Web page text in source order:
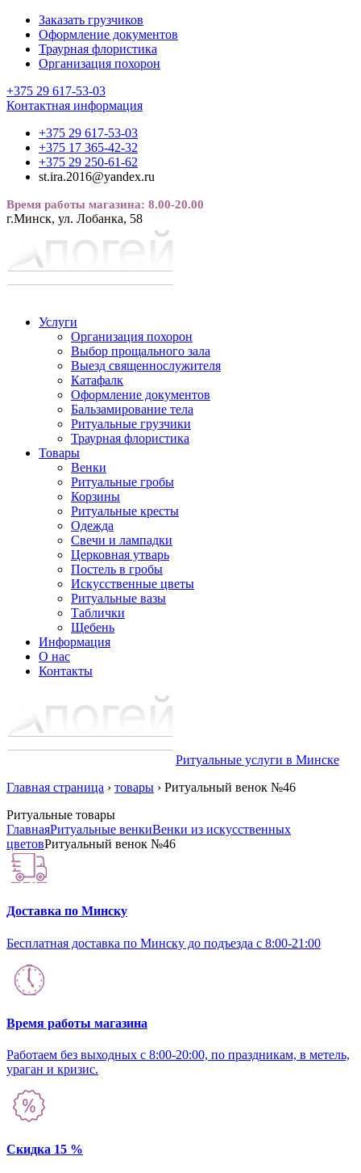
Заказать грузчиков
Оформление документов
Траурная флористика
Организация похорон
+375 29 617-53-03
Контактная информация
+375 29 617-53-03
+375 17 365-42-32
+375 29 250-61-62
st.ira.2016@yandex.ru
Время работы магазина: 8.00-20.00
г.Минск, ул. Лобанка, 58
Услуги
Организация похорон
Выбор прощального зала
Выезд священнослужителя
Катафалк
Оформление документов
Бальзамирование тела
Ритуальные грузчики
Траурная флористика
Товары
Венки
Ритуальные гробы
Корзины
Ритуальные кресты
Одежда
Свечи и лампадки
Церковная утварь
Постель в гробы
Искусственные цветы
Ритуальные вазы
Таблички
Щебень
Информация
О нас
Контакты
Ритуальные услуги в Минске
Главная страница › товары › Ритуальный венок №46
Ритуальные товары
ГлавнаяРитуальные венкиВенки из искусственных
цветовРитуальный венок №46
Доставка по Минску
Бесплатная доставка по Минску до подъезда с 8:00-21:00
Время работы магазина
Работаем без выходных с 8:00-20:00, по праздникам, в метель,
ураган и кризис.
Скидка 15 %